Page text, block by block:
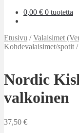
0,00 € 0 tuotetta
Etusivu /Valaisimet
Kohdevalaisimet/spotit /
Nordic
valkoinen
37,50 €